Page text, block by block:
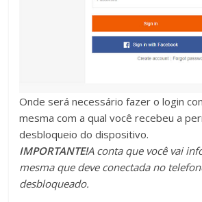
Onde será necessário fazer o login
mesma com a qual você recebeu a
desbloqueio do dispositivo.
IMPORTANTE!A conta que você vai
mesma que deve conectada no
desbloqueado.